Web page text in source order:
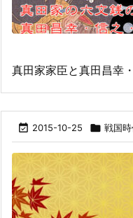
真田家家臣と真田昌幸
 2015-10-25  戦国